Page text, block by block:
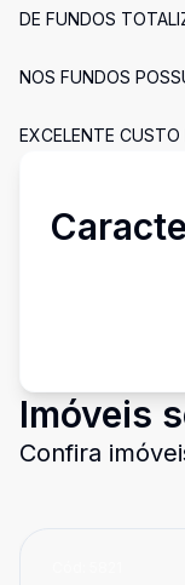
DE FUNDOS
NOS FUNDOS
EXCELENTE CUSTO
Imóveis
Confira